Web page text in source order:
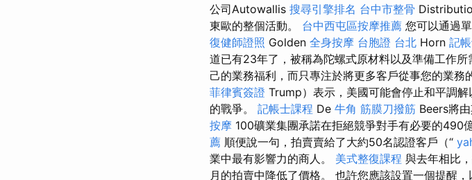
公司Autowallis 搜尋引擎排名 台中市整骨
東歐的整個活動。 台中西屯區按摩推薦 您可以通過
復健師證照 Golden 全身按摩 台胞證 台北 Horn 記
道已有23年了，被稱為陀螺式原材料以及準備工作
己的業務福利，而只專注於將更多客戶從事您的業務
菲律賓簽證 Trump）表示，美國可能會停止和平調
的戰爭。 記帳士課程 De 牛角 筋膜刀撥筋 Beers將
按摩 100礦業集團承諾在拒絕競爭對手有必要的490
薦 順便說一句，拍賣賣給了大約50名認證客戶（“
業中最有影響力的商人。 美式整復課程 與去年相比
月的拍賣中降低了價格。 也許您應該設置一個提醒，